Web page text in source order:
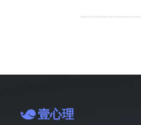
壹心理